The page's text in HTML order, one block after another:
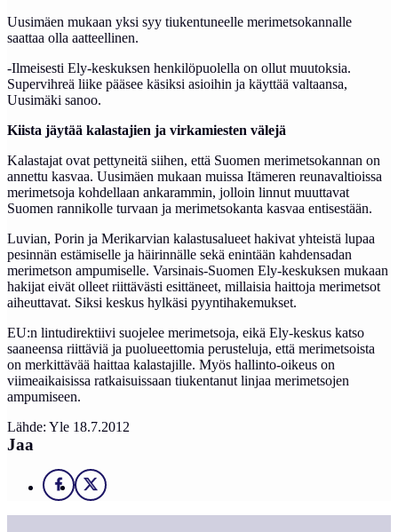
Uusimäen mukaan yksi syy tiukentuneelle merimetsokannalle
saattaa olla aatteellinen.
-Ilmeisesti Ely-keskuksen henkilöpuolella on ollut muutoksia.
Supervihreä liike pääsee käsiksi asioihin ja käyttää valtaansa,
Uusimäki sanoo.
Kiista jäytää kalastajien ja virkamiesten välejä
Kalastajat ovat pettyneitä siihen, että Suomen merimetsokannan on
annettu kasvaa. Uusimäen mukaan muissa Itämeren reunavaltioissa
merimetsoja kohdellaan ankarammin, jolloin linnut muuttavat
Suomen rannikolle turvaan ja merimetsokanta kasvaa entisestään.
Luvian, Porin ja Merikarvian kalastusalueet hakivat yhteistä lupaa
pesinnän estämiselle ja häirinnälle sekä enintään kahdensadan
merimetson ampumiselle. Varsinais-Suomen Ely-keskuksen mukaan
hakijat eivät olleet riittävästi esittäneet, millaisia haittoja merimetsot
aiheuttavat. Siksi keskus hylkäsi pyyntihakemukset.
EU:n lintudirektiivi suojelee merimetsoja, eikä Ely-keskus katso
saaneensa riittäviä ja puolueettomia perusteluja, että merimetsoista
on merkittävää haittaa kalastajille. Myös hallinto-oikeus on
viimeaikaisissa ratkaisuissaan tiukentanut linjaa merimetsojen
ampumiseen.
Lähde: Yle 18.7.2012
Jaa
Facebook
X